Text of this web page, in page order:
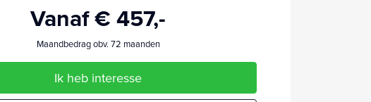
Vanaf € 457,-
Maandbedrag obv. 72 maanden
Ik heb interesse